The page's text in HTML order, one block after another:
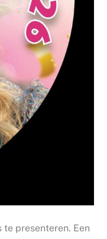
presenteren. Een